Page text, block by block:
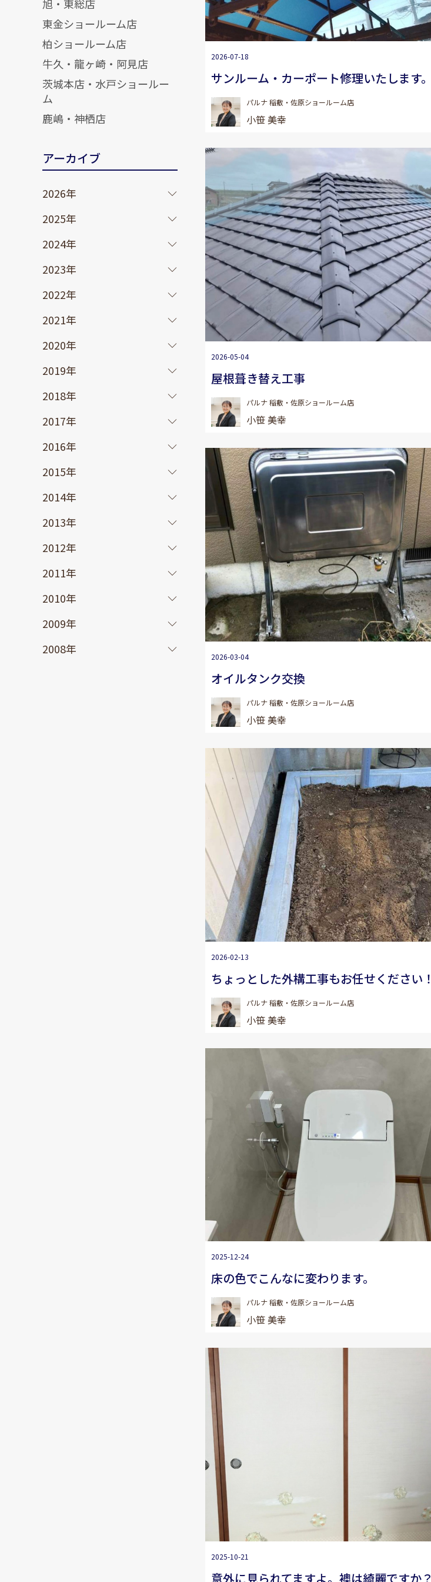
2026-07-18
サンルーム・カーポート修理いたします。
パルナ 稲敷・佐原ショールーム店
小笹 美幸
2026-05-04
屋根葺き替え工事
パルナ 稲敷・佐原ショールーム店
小笹 美幸
2026-03-04
オイルタンク交換
パルナ 稲敷・佐原ショールーム店
小笹 美幸
2026-02-13
ちょっとした外構工事もお任せください！
パルナ 稲敷・佐原ショールーム店
小笹 美幸
2025-12-24
床の色でこんなに変わります。
パルナ 稲敷・佐原ショールーム店
小笹 美幸
2025-10-21
意外に見られてますよ。襖は綺麗ですか？
旭・東総店
東金ショールーム店
柏ショールーム店
牛久・龍ヶ崎・阿見店
茨城本店・水戸ショールー
ム
鹿嶋・神栖店
アーカイブ
2026年
2025年
2024年
2023年
2022年
2021年
2020年
2019年
2018年
2017年
2016年
2015年
2014年
2013年
2012年
2011年
2010年
2009年
2008年